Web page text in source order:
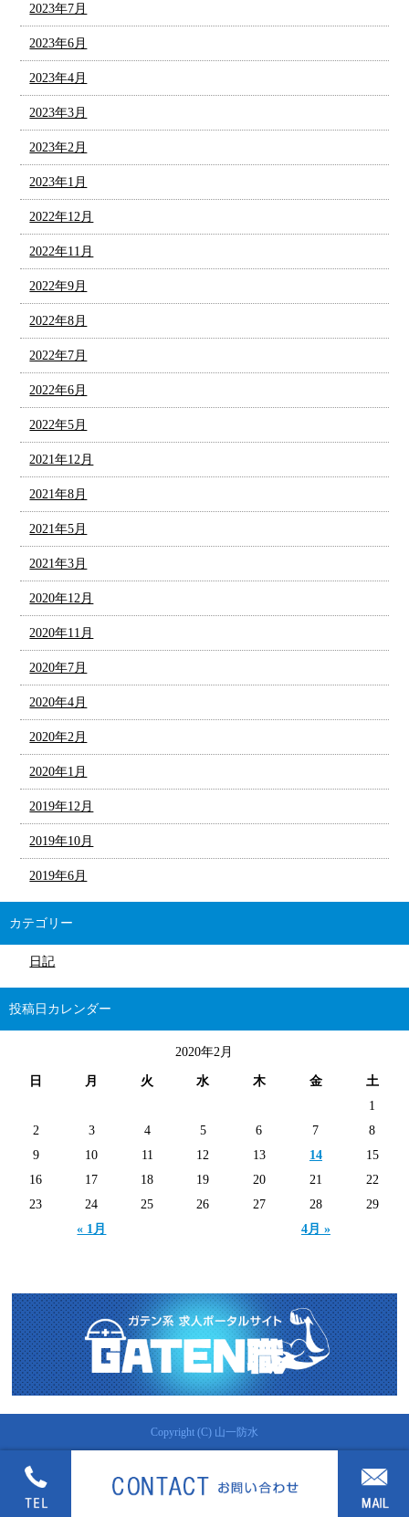
2023年7月
2023年6月
2023年4月
2023年3月
2023年2月
2023年1月
2022年12月
2022年11月
2022年9月
2022年8月
2022年7月
2022年6月
2022年5月
2021年12月
2021年8月
2021年5月
2021年3月
2020年12月
2020年11月
2020年7月
2020年4月
2020年2月
2020年1月
2019年12月
2019年10月
2019年6月
カテゴリー
日記
投稿日カレンダー
2020年2月
日 月 火 水 木 金 土
« 1月 4月 »
1
2
3 4 5 6 7
8
9
10 11 12 13 14
15
16
17 18 19 20 21
22
23
24 25 26 27 28 29
Copyright (C) 山一防水